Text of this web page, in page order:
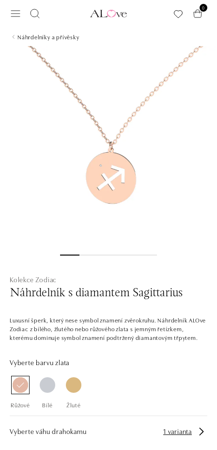
0
Náhrdelníky a přívěsky
Kolekce Zodiac
Náhrdelník s diamantem Sagittarius
Luxusní šperk, který nese symbol znamení zvěrokruhu. Náhrdelník ALOve
Zodiac z bílého, žlutého nebo růžového zlata s jemným řetízkem,
kterému dominuje symbol znamení podtržený diamantovým třpytem.
Vyberte barvu zlata
Růžové Bílé Žluté
Vyberte váhu drahokamu 1 varianta